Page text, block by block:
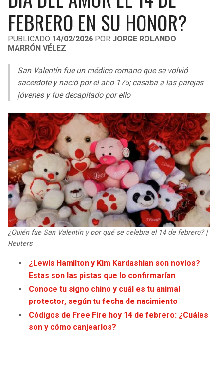
LIGA DE EXPANSIÓN MX
LEAGUES CUP
UEFA EUROPA LEAGUE
UEFA CONFERENCE LEAGUE
MLS
COPA LIBERTADORES
COPA SUDAMERICANA
LIGA BETPLAY
OTRAS LIGAS
FEBRERO EN SU HONOR?
PUBLICADO 14/02/2026 POR JORGE ROLANDO
MARRÓN VÉLEZ
San Valentín fue un médico romano que se volvió
sacerdote y nació por el año 175; casaba a las parejas
jóvenes y fue decapitado por ello
¿Quién fue San Valentín y por qué se celebra el 14 de febrero? |
Reuters
¿Lewis Hamilton y Kim Kardashian son novios?
Estas son las pistas que lo confirmarían
Conoce tu signo chino y cuál es tu animal
protector, según tu fecha de nacimiento
Códigos de Free Fire hoy 14 de febrero: ¿Cuáles
son y cómo canjearlos?